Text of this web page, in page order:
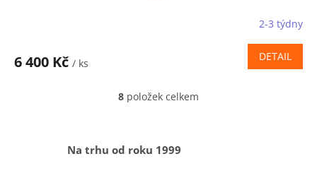
2-3 týdny
6 400 Kč / ks
DETAIL
O
á
d
8 položek celkem
Na trhu od roku 1999